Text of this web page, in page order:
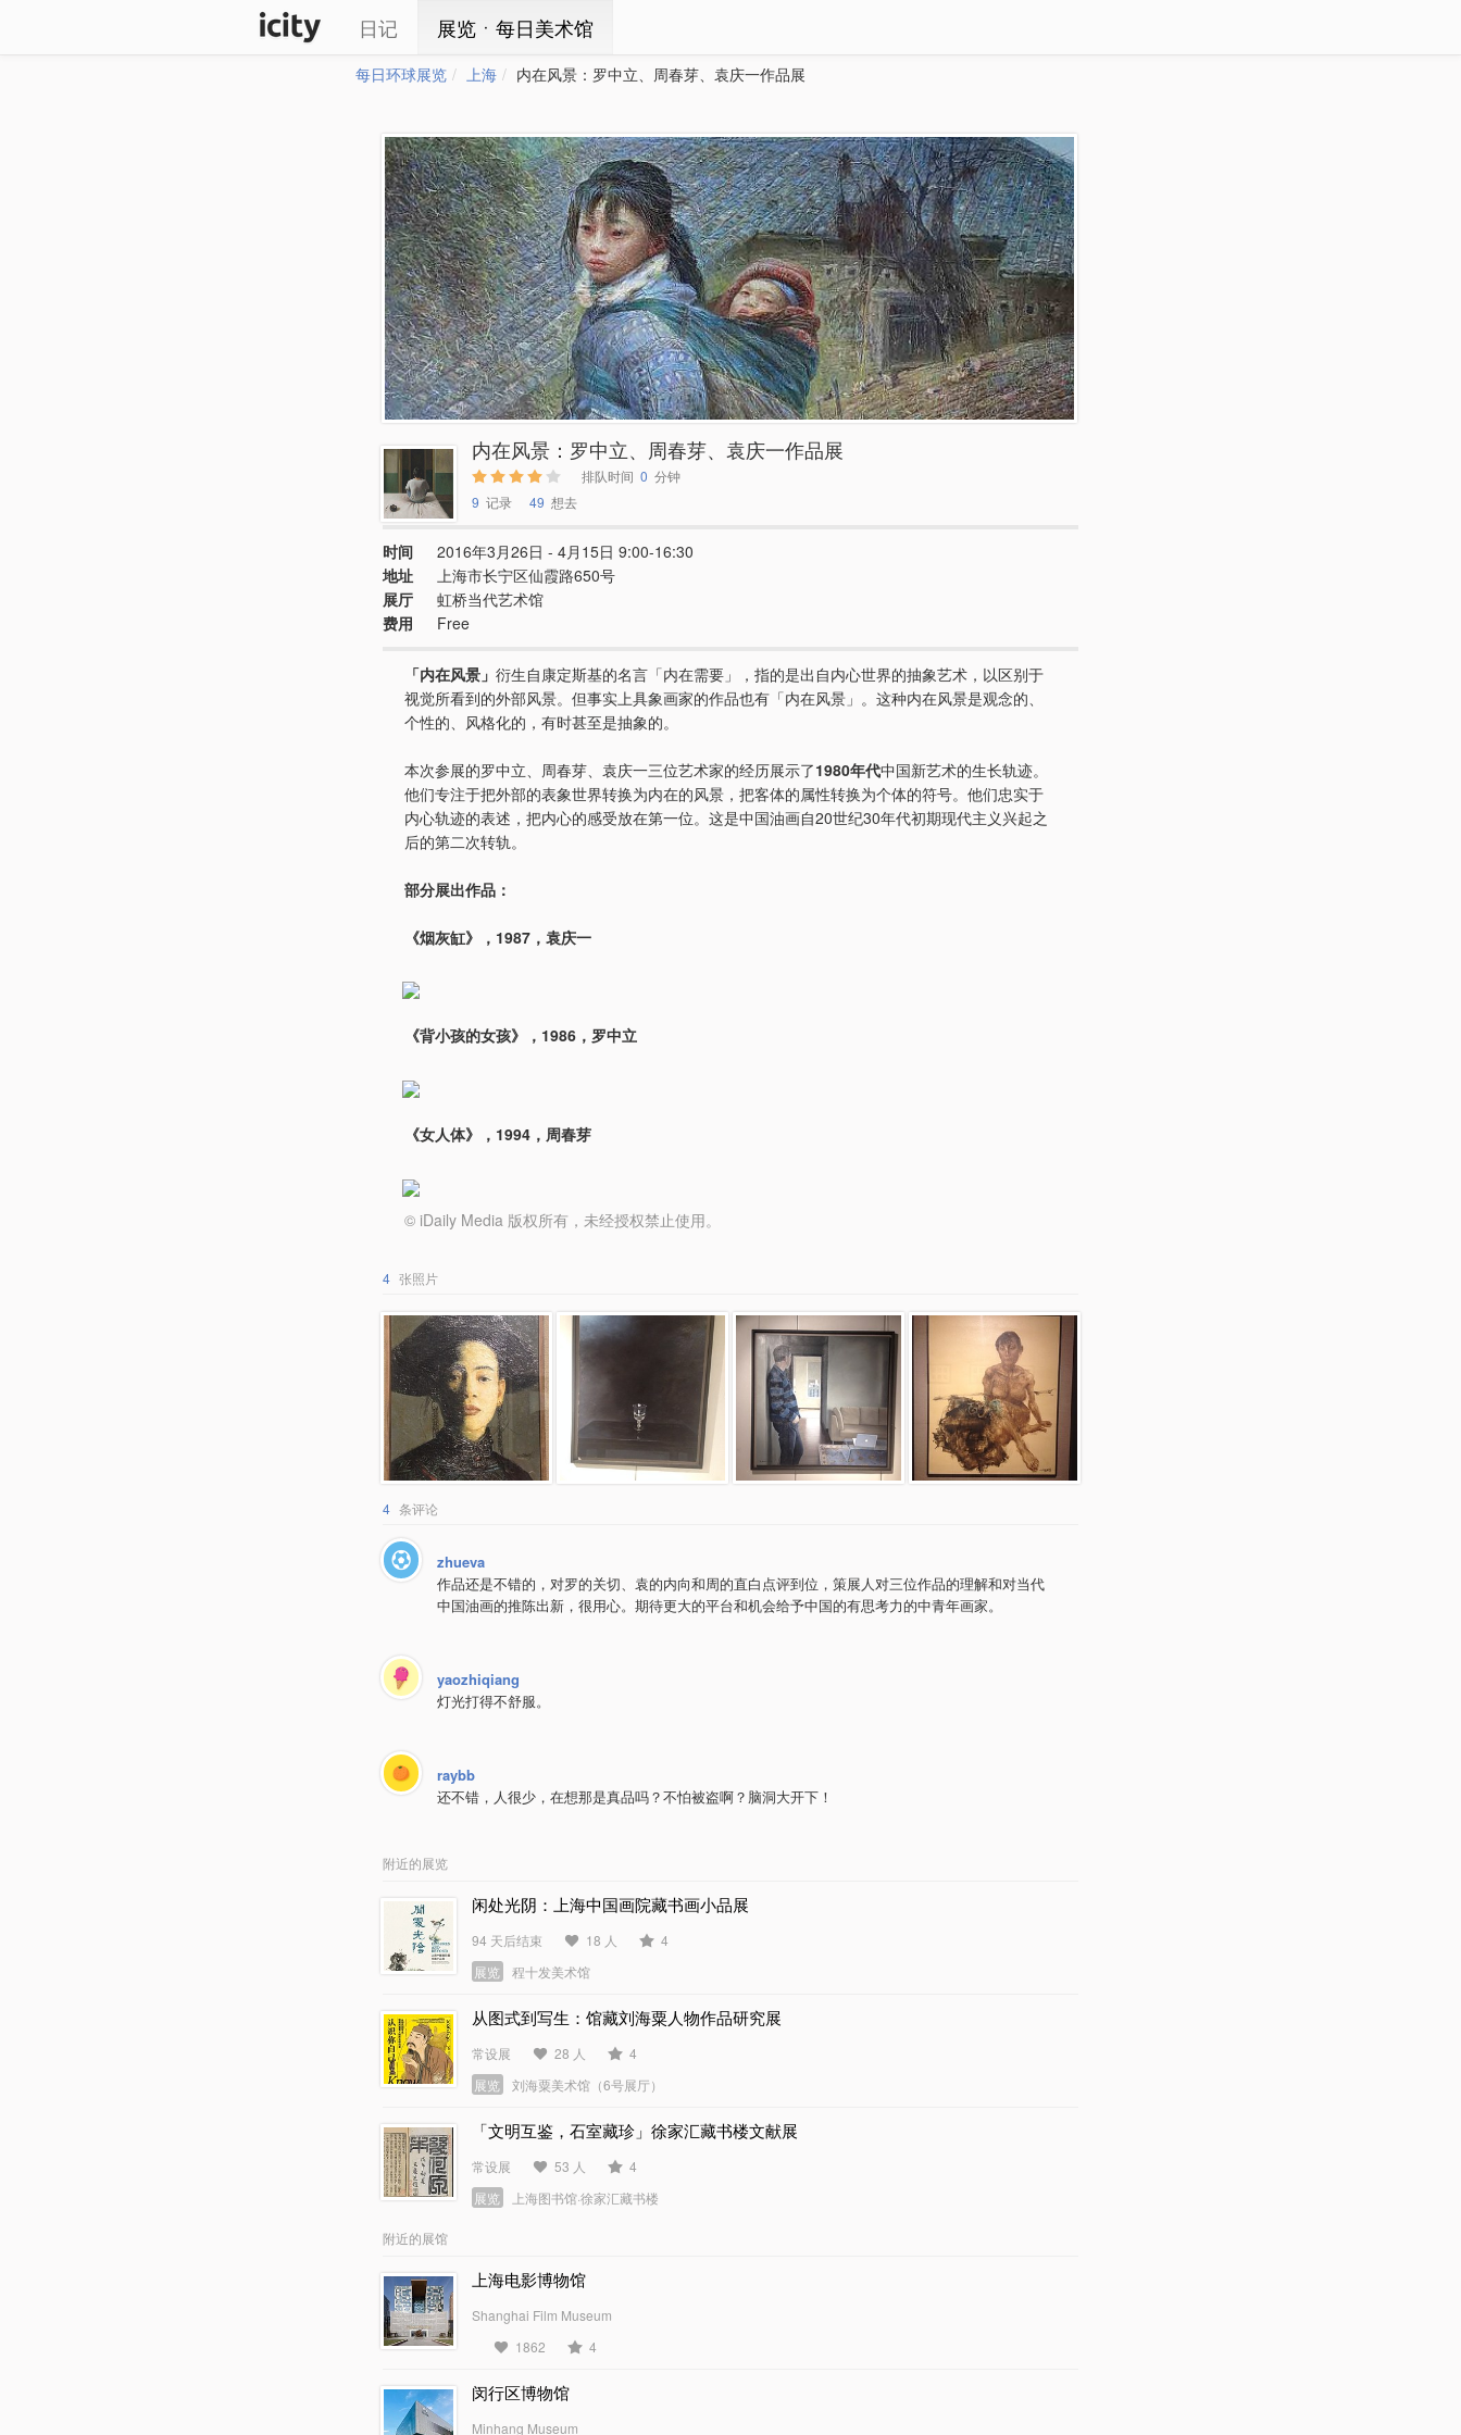
日记 展览ㆍ每日美术馆
每日环球展览 上海 内在风景：罗中立、周春芽、袁庆一作品展
内在风景：罗中立、周春芽、袁庆一作品展
排队时间 0 分钟
9 记录 49 想去
时间
2016年3月26日 - 4月15日 9:00-16:30
地址
上海市长宁区仙霞路650号
展厅
虹桥当代艺术馆
费用
Free
「内在风景」 衍生自康定斯基的名言「内在需要」，指的是出自内心世界的抽象艺术，以区别于
视觉所看到的外部风景。但事实上具象画家的作品也有「内在风景」。这种内在风景是观念的、
个性的、风格化的，有时甚至是抽象的。
本次参展的罗中立、周春芽、袁庆一三位艺术家的经历展示了1980年代中国新艺术的生长轨迹。
他们专注于把外部的表象世界转换为内在的风景，把客体的属性转换为个体的符号。他们忠实于
内心轨迹的表述，把内心的感受放在第一位。这是中国油画自20世纪30年代初期现代主义兴起之
后的第二次转轨。
部分展出作品：
《烟灰缸》，1987，袁庆一
《背小孩的女孩》，1986，罗中立
《女人体》，1994，周春芽
© iDaily Media 版权所有，未经授权禁止使用。
4 张照片
4 条评论
zhueva
作品还是不错的，对罗的关切、袁的内向和周的直白点评到位，策展人对三位作品的理解和对当代
中国油画的推陈出新，很用心。期待更大的平台和机会给予中国的有思考力的中青年画家。
yaozhiqiang
灯光打得不舒服。
raybb
还不错，人很少，在想那是真品吗？不怕被盗啊？脑洞大开下！
附近的展览
闲处光阴：上海中国画院藏书画小品展
94 天后结束 18 人
4
展览
程十发美术馆
从图式到写生：馆藏刘海粟人物作品研究展
常设展 28 人
4
展览
刘海粟美术馆（6号展厅）
「文明互鉴，石室藏珍」徐家汇藏书楼文献展
常设展 53 人
4
展览
上海图书馆·徐家汇藏书楼
附近的展馆
上海电影博物馆
Shanghai Film Museum
1862
4
闵行区博物馆
Minhang Museum